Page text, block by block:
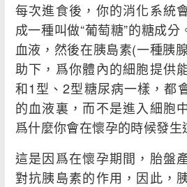
每次進食後，你的消化系統
成一種叫做“葡萄糖”的糖成
血液，然後在胰島素(一種胰
助下，爲你體內的細胞提供
和1型、2型糖尿病一樣，都
的血液裏，而不是進入細胞
爲什麼你會在懷孕的時候發生
這是因爲在懷孕期間，胎盤
對抗胰島素的作用，因此，